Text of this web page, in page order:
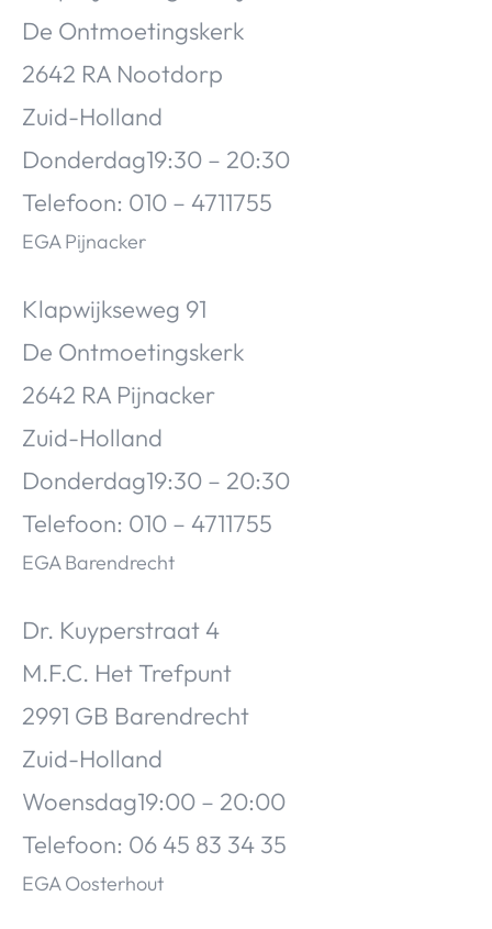
De Ontmoetingskerk
2642 RA Nootdorp
Zuid-Holland
Donderdag19:30 – 20:30
Telefoon: 010 – 4711755
EGA Pijnacker
Klapwijkseweg 91
De Ontmoetingskerk
2642 RA Pijnacker
Zuid-Holland
Donderdag19:30 – 20:30
Telefoon: 010 – 4711755
EGA Barendrecht
Dr. Kuyperstraat 4
M.F.C. Het Trefpunt
2991 GB Barendrecht
Zuid-Holland
Woensdag19:00 – 20:00
Telefoon: 06 45 83 34 35
EGA Oosterhout